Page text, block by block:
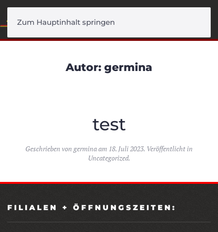
Zum Hauptinhalt springen
Autor: germina
test
Geschrieben von germinaam 18. Juli 2023. Veröffentlicht in
Uncategorized.
FILIALEN + ÖFFNUNGSZEITEN: